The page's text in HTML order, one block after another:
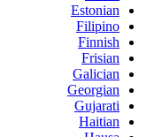
Estonian
Filipino
Finnish
Frisian
Galician
Georgian
Gujarati
Haitian